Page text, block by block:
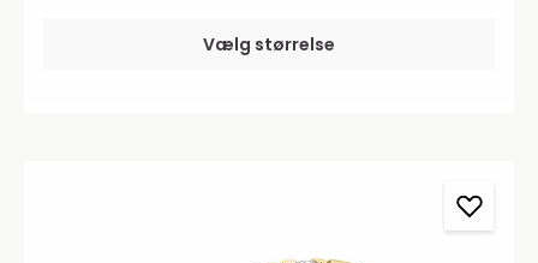
trykfejl og prisstigninger.Vælg størrelse